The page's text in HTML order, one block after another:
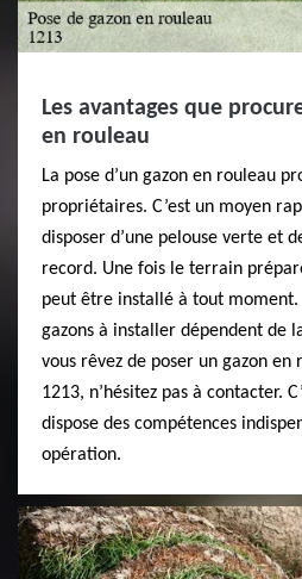
Les avantages que
en rouleau
La pose d’un gazon en rouleau
propriétaires. C’est un moyen
disposer d’une pelouse verte et
record. Une fois le terrain
peut être installé à tout moment.
gazons à installer dépendent de
vous rêvez de poser un gazon en
1213, n’hésitez pas à contacter.
dispose des compétences
opération.